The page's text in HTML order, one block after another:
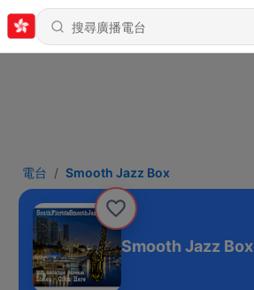
電台 Smooth Jazz Box
Smooth Jazz Box